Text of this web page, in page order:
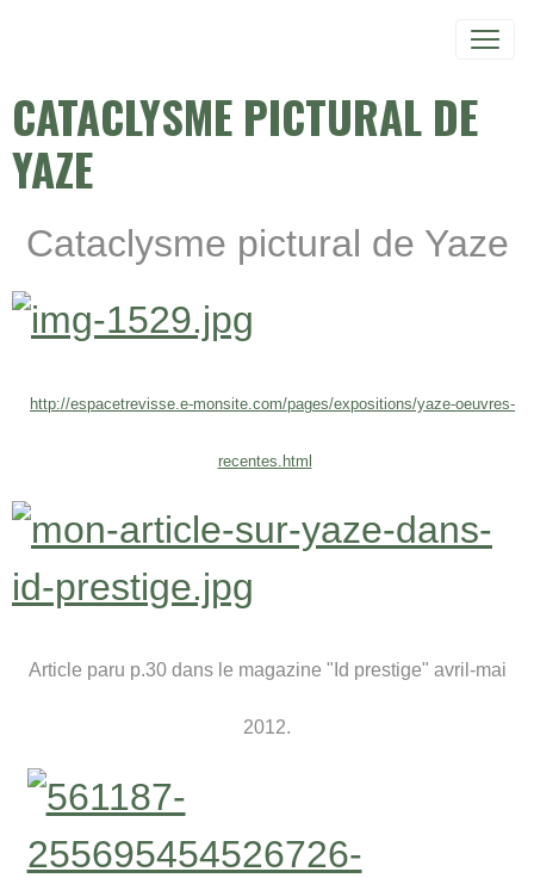
CATACLYSME PICTURAL DE
YAZE
Cataclysme pictural de Yaze
http://espacetrevisse.e-monsite.com/pages/expositions/yaze-oeuvres-
recentes.html
Article paru p.30 dans le magazine "Id prestige" avril-mai
2012.